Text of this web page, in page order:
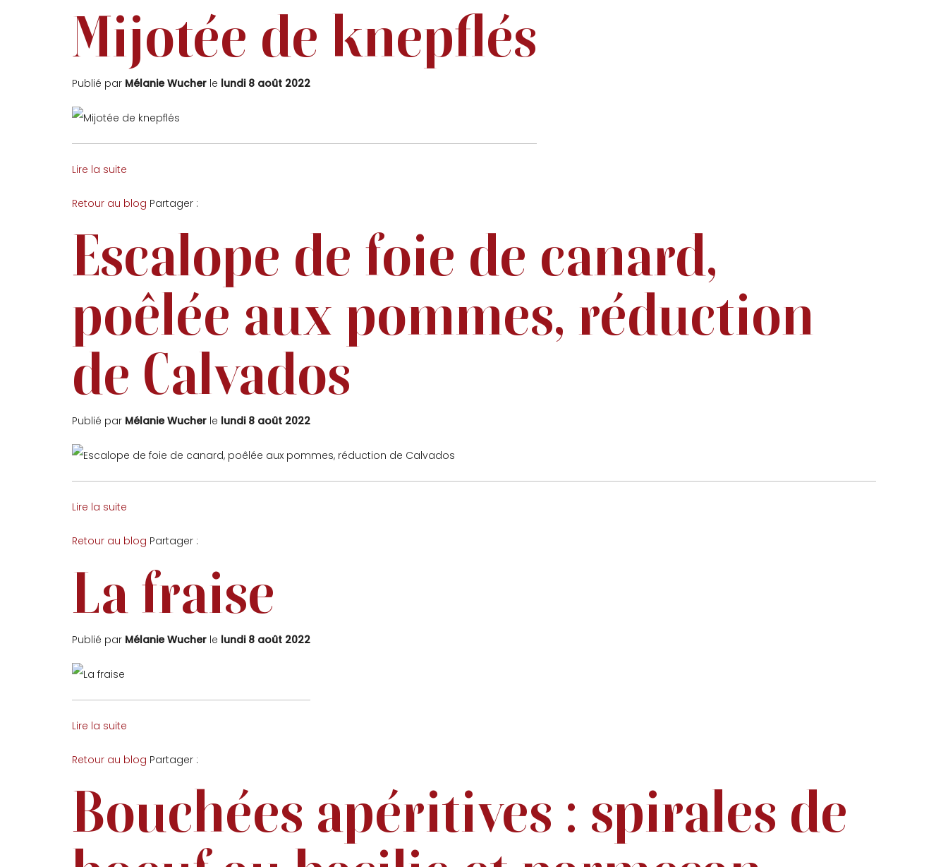
Mijotée de knepflés
Publié par Mélanie Wucher le lundi 8 août 2022
Lire la suite
Retour au blog Partager :
Escalope de foie de canard,
poêlée aux pommes, réduction
de Calvados
Publié par Mélanie Wucher le lundi 8 août 2022
Lire la suite
Retour au blog Partager :
La fraise
Publié par Mélanie Wucher le lundi 8 août 2022
Lire la suite
Retour au blog Partager :
Bouchées apéritives : spirales de